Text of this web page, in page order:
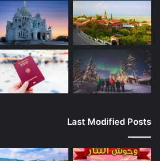
Last Modified Posts